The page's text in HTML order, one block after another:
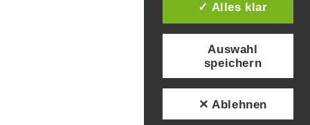
✓ Alles klar
Auswahl
speichern
✕ Ablehnen